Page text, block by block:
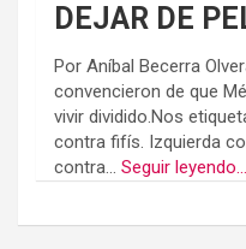
DEJAR DE
Por Aníbal Becerra
convencieron de que
vivir dividido.Nos
contra fifís. Izquierda
contra... Seguir leyendo...